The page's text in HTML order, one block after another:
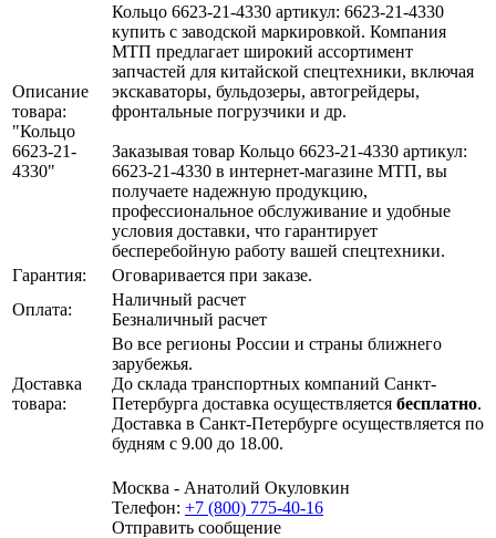
Описание
товара:
"Кольцо
6623-21-
4330"
Кольцо 6623-21-4330 артикул: 6623-21-4330
купить с заводской маркировкой. Компания
МТП предлагает широкий ассортимент
запчастей для китайской спецтехники, включая
экскаваторы, бульдозеры, автогрейдеры,
фронтальные погрузчики и др.
Заказывая товар Кольцо 6623-21-4330 артикул:
6623-21-4330 в интернет-магазине МТП, вы
получаете надежную продукцию,
профессиональное обслуживание и удобные
условия доставки, что гарантирует
бесперебойную работу вашей спецтехники.
Гарантия:
Оговаривается при заказе.
Оплата:
Наличный расчет
Безналичный расчет
Доставка
товара:
Во все регионы России и страны ближнего
зарубежья.
До склада транспортных компаний Санкт-
Петербурга доставка осуществляется бесплатно.
Доставка в Санкт-Петербурге осуществляется по
будням с 9.00 до 18.00.
Москва - Анатолий Окуловкин
Телефон: +7 (800) 775-40-16
Отправить сообщение